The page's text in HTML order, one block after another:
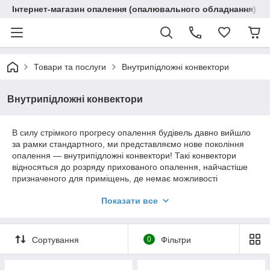
Інтернет-магазин опалення (опалювального обладнання)
Товари та послуги Внутрипідложні конвектори
Внутрипідложні конвектори
В силу стрімкого прогресу опалення будівель давно вийшло
за рамки стандартного, ми представляємо нове покоління
опалення ― внутрипідложні конвектори! Такі конвектори
відносяться до розряду прихованого опалення, найчастіше
призначеного для приміщень, де немає можливості
або з суцільним склінням, або низьким підвіконним
недосяжною розкішшю, то сьогодні це масовий вид
опалення, найчастіше в приміщеннях з великими віконними
Показати все
Сортування 0 Фільтри